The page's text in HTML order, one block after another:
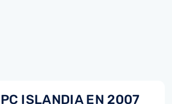
ISLANDIA EN 2007